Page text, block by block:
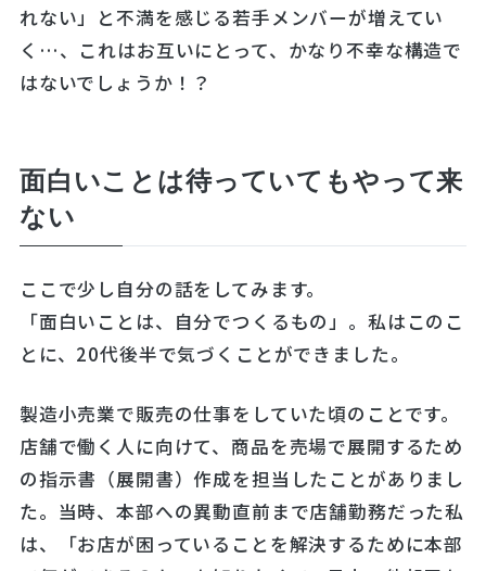
れない」と不満を感じる若手メンバーが増えてい
く…、これはお互いにとって、かなり不幸な構造で
はないでしょうか！？
面白いことは待っていてもやって来
ない
ここで少し自分の話をしてみます。
「面白いことは、自分でつくるもの」。私はこのこ
とに、20代後半で気づくことができました。
製造小売業で販売の仕事をしていた頃のことです。
店舗で働く人に向けて、商品を売場で展開するため
の指示書（展開書）作成を担当したことがありまし
た。当時、本部への異動直前まで店舗勤務だった私
は、「お店が困っていることを解決するために本部